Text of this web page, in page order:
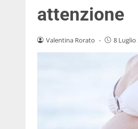
attenzione
Valentina Rorato - 8 Luglio